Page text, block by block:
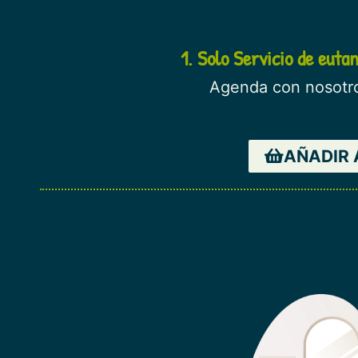
1. Solo Servicio de
Agenda con
AÑADIR